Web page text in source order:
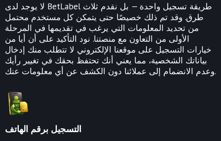
لا يوجد لدى BetLabel طريقة تسجيل واحدة — بل نقدم ثلاث
طرق. وقد تم ذلك خصيصًا حتى يتمكن كل مستخدم محتمل
من تحديد المعلومات التي يرغب في تقديمها في المرحلة
الأولى من التعاون مع منصتنا. نود التأكيد على أن أيا من
خيارات التسجيل على موقعنا الإلكتروني لا تتطلب منك إدخال
بياناتك الشخصية، مما يعني أنك تحتفظ بحقك في تغيير رأيك
وعدم الانضمام إلى عملائنا دون الكشف عن أي معلومات عنك.
التسجيل برقم الهاتف